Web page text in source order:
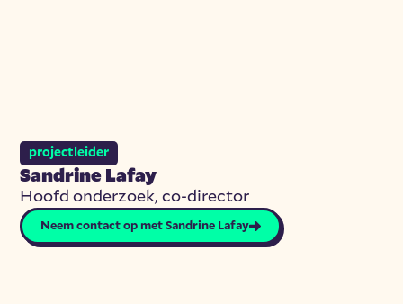
projectleider
Sandrine Lafay
Hoofd onderzoek, co-director
Neem contact op met Sandrine Lafay